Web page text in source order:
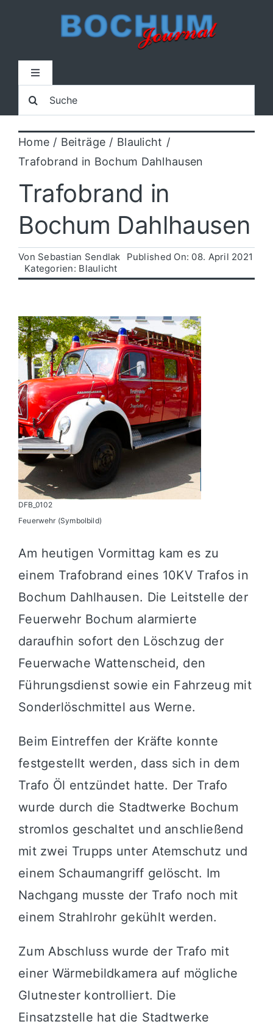
Toggle
Home
Lokal
Blaulicht
Sport
Kultur
Wirtschaft
Suche
nach:
Home Beiträge
Blaulicht
Trafobrand in Bochum Dahlhausen
Trafobrand in
Bochum Dahlhausen
Von Sebastian Sendlak
Published On: 08. April 2021
Kategorien: Blaulicht
DFB_0102
Feuerwehr (Symbolbild)
Am heutigen Vormittag kam es zu
einem Trafobrand eines 10KV Trafos in
Bochum Dahlhausen. Die Leitstelle der
Feuerwehr Bochum alarmierte
daraufhin sofort den Löschzug der
Feuerwache Wattenscheid, den
Führungsdienst sowie ein Fahrzeug mit
Sonderlöschmittel aus Werne.
Beim Eintreffen der Kräfte konnte
festgestellt werden, dass sich in dem
Trafo Öl entzündet hatte. Der Trafo
wurde durch die Stadtwerke Bochum
stromlos geschaltet und anschließend
mit zwei Trupps unter Atemschutz und
einem Schaumangriff gelöscht. Im
Nachgang musste der Trafo noch mit
einem Strahlrohr gekühlt werden.
Zum Abschluss wurde der Trafo mit
einer Wärmebildkamera auf mögliche
Glutnester kontrolliert. Die
Einsatzstelle hat die Stadtwerke